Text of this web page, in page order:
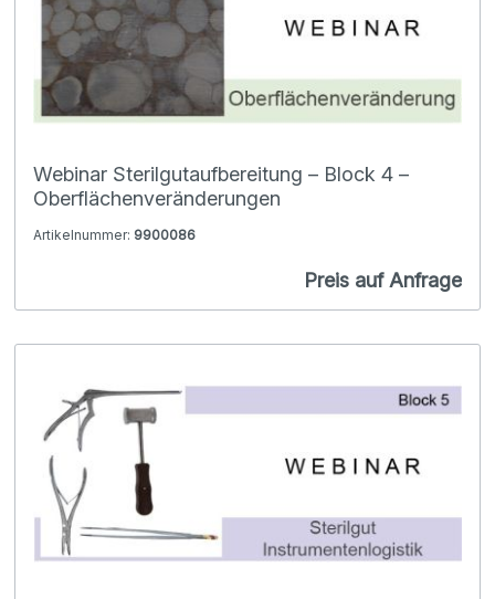
Webinar Sterilgutaufbereitung – Block 4 –
Oberflächenveränderungen
Artikelnummer: 9900086
Preis auf Anfrage